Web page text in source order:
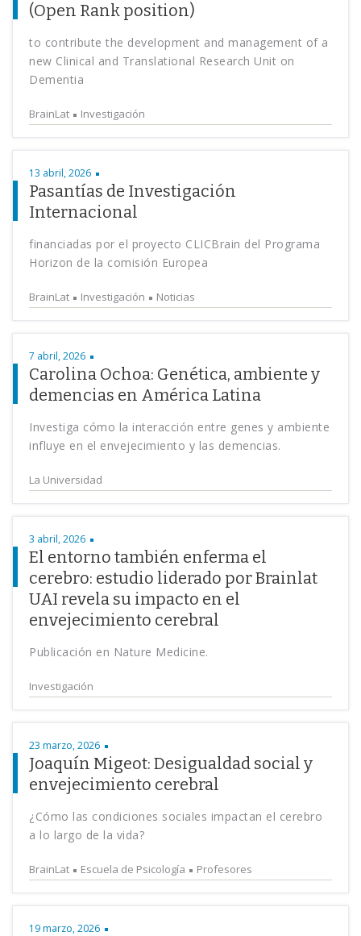
(Open Rank position)
to contribute the development and management of a
new Clinical and Translational Research Unit on
Dementia
BrainLat Investigación
13 abril, 2026
Pasantías de Investigación
Internacional
financiadas por el proyecto CLICBrain del Programa
Horizon de la comisión Europea
BrainLat Investigación Noticias
7 abril, 2026
Carolina Ochoa: Genética, ambiente y
demencias en América Latina
Investiga cómo la interacción entre genes y ambiente
influye en el envejecimiento y las demencias.
La Universidad
3 abril, 2026
El entorno también enferma el
cerebro: estudio liderado por Brainlat
UAI revela su impacto en el
envejecimiento cerebral
Publicación en Nature Medicine.
Investigación
23 marzo, 2026
Joaquín Migeot: Desigualdad social y
envejecimiento cerebral
¿Cómo las condiciones sociales impactan el cerebro
a lo largo de la vida?
BrainLat Escuela de Psicología Profesores
19 marzo, 2026